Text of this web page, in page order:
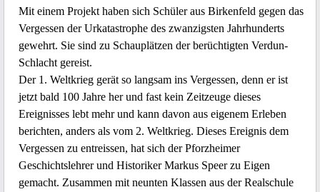
Mit einem Projekt haben sich Schüler aus Birkenfeld gegen das
Vergessen der Urkatastrophe des zwanzigsten Jahrhunderts
gewehrt. Sie sind zu Schauplätzen der berüchtigten Verdun-
Schlacht gereist.
Der 1. Weltkrieg gerät so langsam ins Vergessen, denn er ist
jetzt bald 100 Jahre her und fast kein Zeitzeuge dieses
Ereignisses lebt mehr und kann davon aus eigenem Erleben
berichten, anders als vom 2. Weltkrieg. Dieses Ereignis dem
Vergessen zu entreissen, hat sich der Pforzheimer
Geschichtslehrer und Historiker Markus Speer zu Eigen
gemacht. Zusammen mit neunten Klassen aus der Realschule